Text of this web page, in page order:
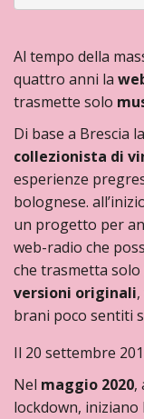
Al tempo della
quattro anni la
trasmette solo
Di base a Brescia
collezionista di
esperienze
bolognese.
un progetto per
web-radio che
che trasmetta solo
versioni originali
brani poco sentiti
Il 20 settembre
Nel maggio 2020,
lockdown, iniziano